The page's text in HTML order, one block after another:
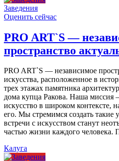
Заведения
Оценить сейчас
PRO ART`S —
пространство
PRO ART`S — независимое
искусства, расположенное в
трех этажах памятника
дома купца Ракова. Наша миссия
искусство в широком контексте,
его. Мы стремимся создать такие
встречи с искусством станут
частью жизни каждого человека.
Калуга